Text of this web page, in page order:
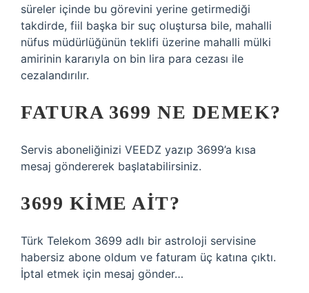
süreler içinde bu görevini yerine getirmediği
takdirde, fiil başka bir suç oluştursa bile, mahalli
nüfus müdürlüğünün teklifi üzerine mahalli mülki
amirinin kararıyla on bin lira para cezası ile
cezalandırılır.
FATURA 3699 NE DEMEK?
Servis aboneliğinizi VEEDZ yazıp 3699’a kısa
mesaj göndererek başlatabilirsiniz.
3699 KIME AIT?
Türk Telekom 3699 adlı bir astroloji servisine
habersiz abone oldum ve faturam üç katına çıktı.
İptal etmek için mesaj gönder…